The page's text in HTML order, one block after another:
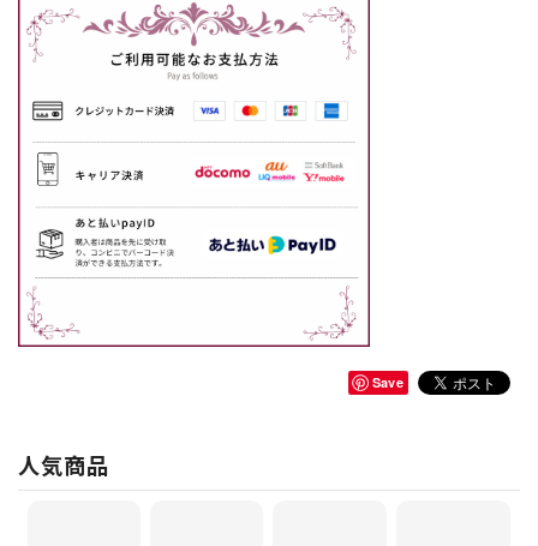
Save
人気商品